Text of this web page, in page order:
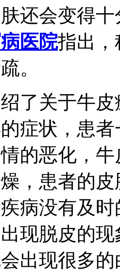
还会变得
医院指出，
。
了关于牛
症状，患
的恶化，
，患者的
病没有及
现脱皮的
出现很多